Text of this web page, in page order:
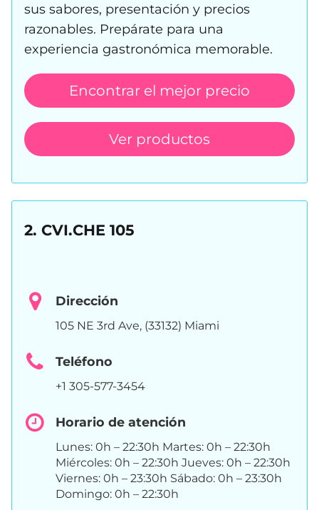
sus sabores, presentación y precios
razonables. Prepárate para una
experiencia gastronómica memorable.
Encontrar el mejor precio
Ver productos
2. CVI.CHE 105
Dirección
105 NE 3rd Ave, (33132) Miami
Teléfono
+1 305-577-3454
Horario de atención
Lunes: 0h – 22:30h Martes: 0h – 22:30h
Miércoles: 0h – 22:30h Jueves: 0h – 22:30h
Viernes: 0h – 23:30h Sábado: 0h – 23:30h
Domingo: 0h – 22:30h